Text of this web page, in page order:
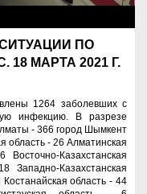
ПО
18 МАРТА 2021 Г.
1264 заболевших с
инфекцию. В разрезе
- 366 город Шымкент
область - 26 Алматинская
Казахстанская
Казахстанская
область - 44